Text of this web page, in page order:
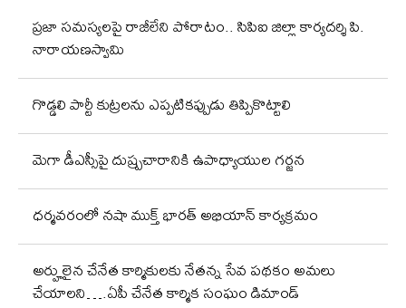
ప్రజా సమస్యలపై రాజీలేని పోరాటం.. సిపిఐ జిల్లా కార్యదర్శి పి.
నారాయణస్వామి
గొడ్డలి పార్టీ కుట్రలను ఎప్పటికప్పుడు తిప్పికొట్టాలి
మెగా డీఎస్సీపై దుష్ప్రచారానికి ఉపాధ్యాయుల గర్జన
ధర్మవరంలో నషా ముక్త్ భారత్ అభియాన్ కార్యక్రమం
అర్హులైన చేనేత కార్మికులకు నేతన్న సేవ పథకం అమలు
చేయాలని….ఏపీ చేనేత కార్మిక సంఘం డిమాండ్